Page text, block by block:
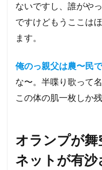
ないですし、誰がや
ですけどもうここは
ます。
俺のっ親父は農〜民
な〜。半喋り歌って
この体の肌一枚しか
オランプが
ネットが有沙